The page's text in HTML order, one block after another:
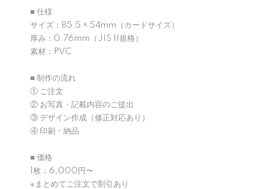
■ 仕様
サイズ：85.5 × 54mm（カードサイズ）
厚み：0.76mm（JIS II規格）
素材：PVC
■ 制作の流れ
① ご注文
② お写真・記載内容のご提出
③ デザイン作成（修正対応あり）
④ 印刷・納品
■ 価格
1枚：6,000円〜
※まとめてご注文で割引あり